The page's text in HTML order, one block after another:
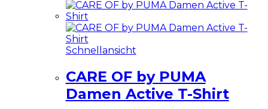
Schnellansicht
CARE OF by PUMA
Damen Active T-Shirt